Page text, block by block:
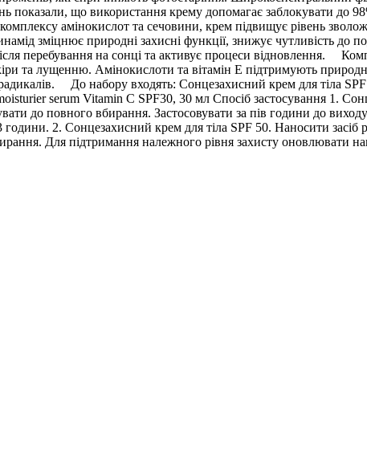
показали, що використання крему допомагає заблокувати до
амінокислот та сечовини, крем підвищує рівень
зміцнює природні захисні функції, знижує чутливість до
перебування на сонці та активує процеси відновлення.
та лущенню. Амінокислоти та вітамін Е підтримують
До набору входять: Сонцезахисний крем для тіла
serum Vitamin C SPF30, 30 мл Спосіб застосування 1.
до повного вбирання. Застосовувати за пів години до
2. Сонцезахисний крем для тіла SPF 50. Наносити засіб
Для підтримання належного рівня захисту оновлювати